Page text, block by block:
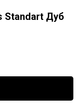
Standart Дуб